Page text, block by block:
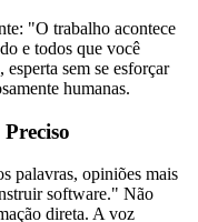
"O trabalho acontece
e todos que você
sem se esforçar
humanas.
palavras, opiniões mais
software." Não
direta. A voz